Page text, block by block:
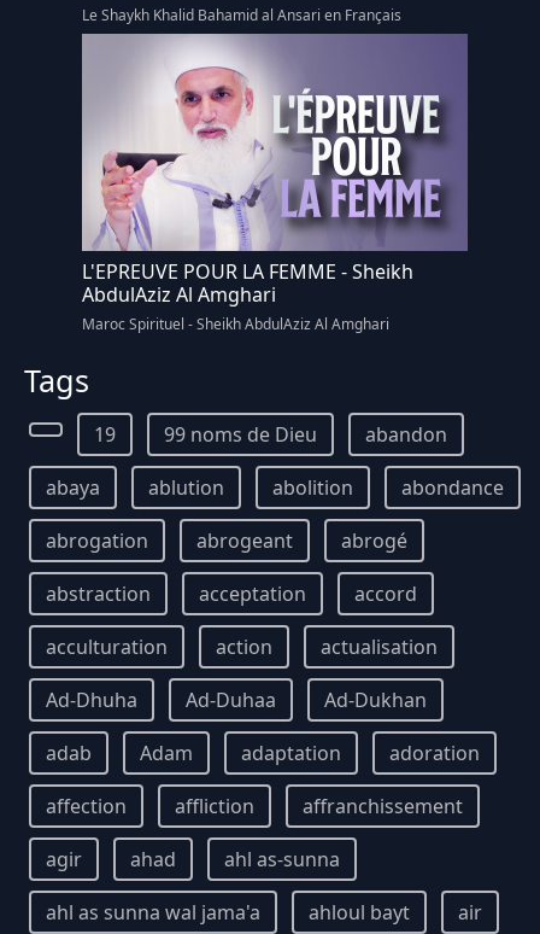
Le Shaykh Khalid Bahamid al Ansari en Français
L'EPREUVE POUR LA FEMME - Sheikh
AbdulAziz Al Amghari
Maroc Spirituel - Sheikh AbdulAziz Al Amghari
Tags
19 99 noms de Dieu
abandon
abaya
ablution abolition
abondance
abrogation
abrogeant
abrogé
abstraction
acceptation
accord
acculturation
action
actualisation
Ad-Dhuha
Ad-Duhaa
Ad-Dukhan
adab
Adam adaptation
adoration
affection
affliction
affranchissement
agir
ahad
ahl as-sunna
ahl as sunna wal jama'a
ahloul bayt
air